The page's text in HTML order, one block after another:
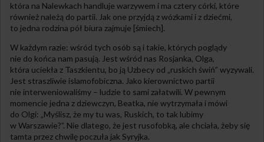
która na Nalewkach handluje warzywem i ma cztery córki, które
również należą do partii. Jak one przyjdą z wózkami i z dziećmi,
to jedna rodzina pół biura zajmuje [śmiech].
W każdym razie: wśród tych osób są i takie, których poglądy
nie do końca nam pasują. Jest wśród nas Rosjanka, Olga,
która uciekła z Taszkientu, bo ją Uzbecy od „ruskich świń” wyzywali.
Jest straszliwie islamofobiczna. Jako kierownictwo partii
nie interweniowaliśmy – ludzie to sami załatwili. W pewnym
momencie jedna z dziewczyn, Beatka, nie wytrzymała i mówi
do Olgi: „Myślisz, że my tu was, Ruskich, to tak lubimy
w Warszawie?”. Nie dlatego, że jest rusofobką, ale chciała, żeby się
tamta przez chwilę poczuła jak Syryjka.